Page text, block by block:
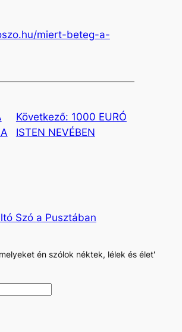
miert-beteg-a-
Következő: 1000 EURÓ
ISTEN NEVÉBEN
Szó a Pusztában
én szólok néktek, lélek és élet'